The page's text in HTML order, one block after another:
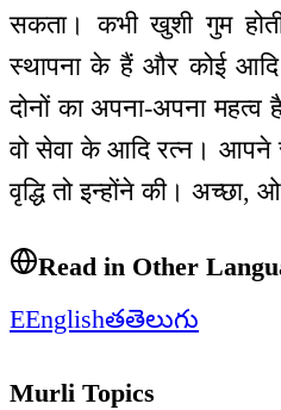
सकता। कभी खुशी गुम
स्थापना के हैं और कोई आदि
दोनों का अपना-अपना
वो सेवा के आदि रत्न। आपने
वृद्धि तो इन्होंने की। अच्छा,
Read in Other
EEnglishతతెలుగు
Murli Topics